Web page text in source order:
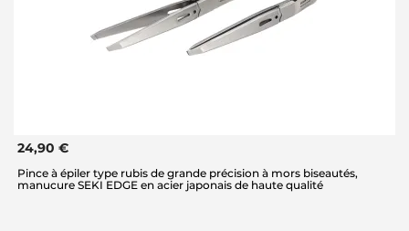
24,90 €
Pince à épiler type rubis de grande précision à mors biseautés,
manucure SEKI EDGE en acier japonais de haute qualité